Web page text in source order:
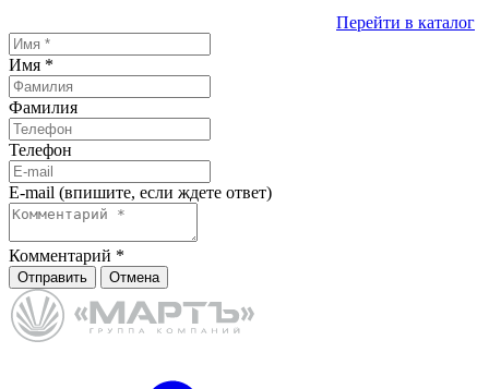
Перейти в каталог
Имя *
Фамилия
Телефон
E-mail (впишите, если ждете ответ)
Комментарий *
Отправить Отмена